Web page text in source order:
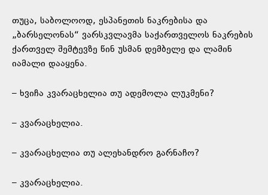
თუცა, საბოლოოდ, ესპანეთის ნაკრებისა და
„ბარსელონას“ ვარსკვლავმა საქართველოს ნაკრების
ქართველ შემტევზე წინ უსმან დემბელე და ლამინ
იამალი დააყენა.
– ხვიჩა კვარაცხელია თუ ადემოლა ლუკმენი?
– კვარაცხელია.
– კვარაცხელია თუ ალეხანდრო გარნაჩო?
– კვარაცხელია.